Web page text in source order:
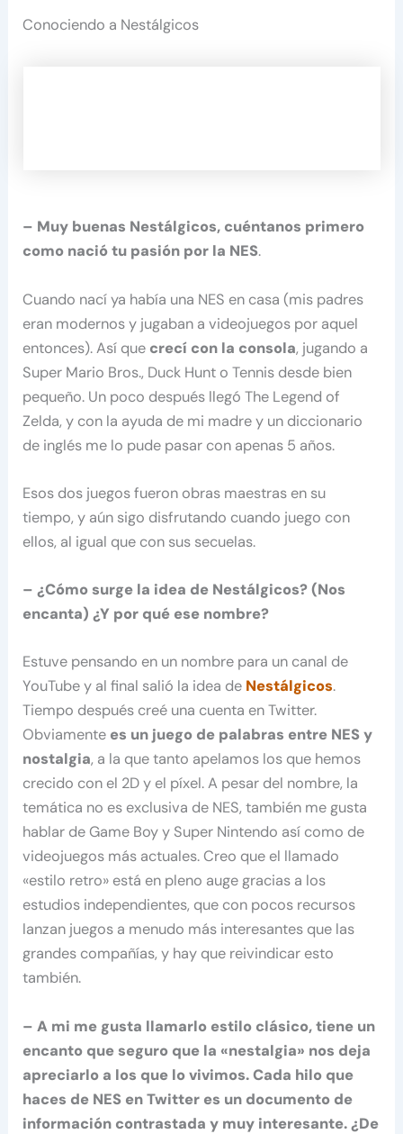
Conociendo a Nestálgicos
– Muy buenas Nestálgicos, cuéntanos primero
como nació tu pasión por la NES.
Cuando nací ya había una NES en casa (mis padres
eran modernos y jugaban a videojuegos por aquel
entonces). Así que crecí con la consola, jugando a
Super Mario Bros., Duck Hunt o Tennis desde bien
pequeño. Un poco después llegó The Legend of
Zelda, y con la ayuda de mi madre y un diccionario
de inglés me lo pude pasar con apenas 5 años.
Esos dos juegos fueron obras maestras en su
tiempo, y aún sigo disfrutando cuando juego con
ellos, al igual que con sus secuelas.
– ¿Cómo surge la idea de Nestálgicos? (Nos
encanta) ¿Y por qué ese nombre?
Estuve pensando en un nombre para un canal de
YouTube y al final salió la idea de Nestálgicos.
Tiempo después creé una cuenta en Twitter.
Obviamente es un juego de palabras entre NES y
nostalgia, a la que tanto apelamos los que hemos
crecido con el 2D y el píxel. A pesar del nombre, la
temática no es exclusiva de NES, también me gusta
hablar de Game Boy y Super Nintendo así como de
videojuegos más actuales. Creo que el llamado
«estilo retro» está en pleno auge gracias a los
estudios independientes, que con pocos recursos
lanzan juegos a menudo más interesantes que las
grandes compañías, y hay que reivindicar esto
también.
– A mi me gusta llamarlo estilo clásico, tiene un
encanto que seguro que la «nestalgia» nos deja
apreciarlo a los que lo vivimos. Cada hilo que
haces de NES en Twitter es un documento de
información contrastada y muy interesante. ¿De